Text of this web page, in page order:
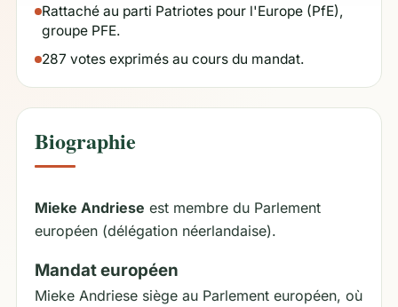
Rattaché au parti Patriotes pour l'Europe (PfE),
groupe PFE.
287 votes exprimés au cours du mandat.
Biographie
Mieke Andriese est membre du Parlement
européen (délégation néerlandaise).
Mandat européen
Mieke Andriese siège au Parlement européen, où